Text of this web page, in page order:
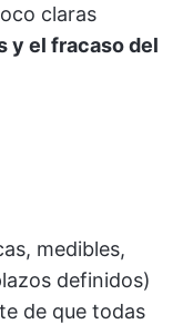
claras
y el fracaso del
medibles,
definidos)
de que todas